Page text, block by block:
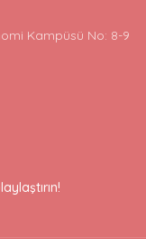
Kampüsü No: 8-9